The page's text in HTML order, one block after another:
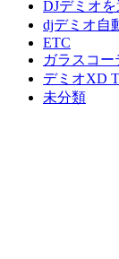
DJデミオ
djデミオ自
ETC
ガラスコー
デミオXD
未分類